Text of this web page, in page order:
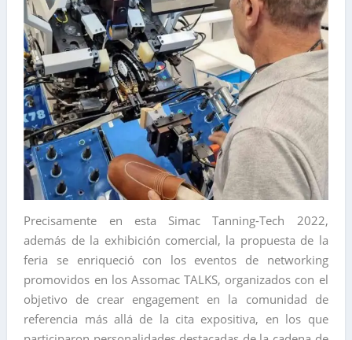
Precisamente en esta Simac Tanning-Tech 2022,
además de la exhibición comercial, la propuesta de la
feria se enriqueció con los eventos de networking
promovidos en los Assomac TALKS, organizados con el
objetivo de crear engagement en la comunidad de
referencia más allá de la cita expositiva, en los que